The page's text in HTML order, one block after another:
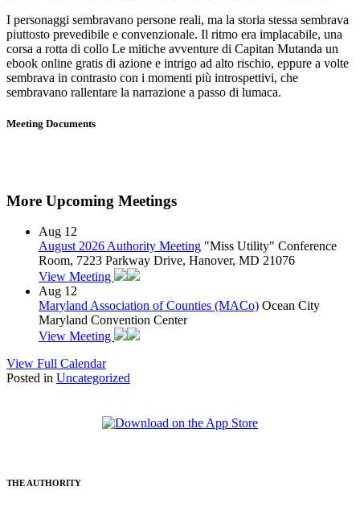
I personaggi sembravano persone reali, ma la storia stessa sembrava
piuttosto prevedibile e convenzionale. Il ritmo era implacabile, una
corsa a rotta di collo Le mitiche avventure di Capitan Mutanda un
ebook online gratis di azione e intrigo ad alto rischio, eppure a volte
sembrava in contrasto con i momenti più introspettivi, che
sembravano rallentare la narrazione a passo di lumaca.
Meeting Documents
More Upcoming Meetings
Aug 12
August 2026 Authority Meeting "Miss Utility" Conference
Room, 7223 Parkway Drive, Hanover, MD 21076
View Meeting
Aug 12
Maryland Association of Counties (MACo) Ocean City
Maryland Convention Center
View Meeting
View Full Calendar
Posted in Uncategorized
THE AUTHORITY